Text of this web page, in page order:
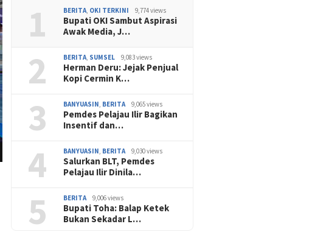
1 BERITA, OKI TERKINI 9,774 views
Bupati OKI Sambut Aspirasi
Awak Media, J…
2 BERITA, SUMSEL 9,083 views
Herman Deru: Jejak Penjual
Kopi Cermin K…
3 BANYUASIN, BERITA 9,065 views
Pemdes Pelajau Ilir Bagikan
Insentif dan…
4 BANYUASIN, BERITA 9,030 views
Salurkan BLT, Pemdes
Pelajau Ilir Dinila…
5 BERITA 9,006 views
Bupati Toha: Balap Ketek
Bukan Sekadar L…